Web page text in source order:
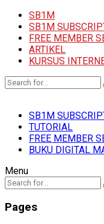
SB1M
SB1M
FREE MEMBER
ARTIKEL
KURSUS
SB1M
TUTORIAL
FREE MEMBER
BUKU DIGITAL
Menu
Pages